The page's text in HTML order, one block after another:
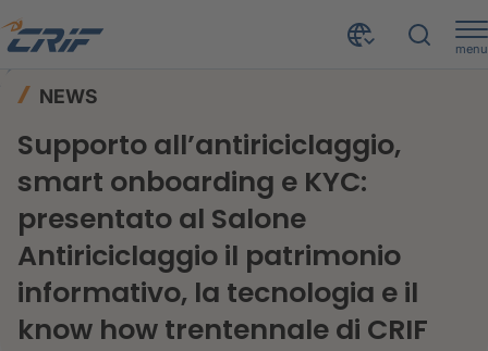
menu
NEWS
Supporto all’antiriciclaggio,
smart onboarding e KYC:
presentato al Salone
Antiriciclaggio il patrimonio
informativo, la tecnologia e il
know how trentennale di CRIF